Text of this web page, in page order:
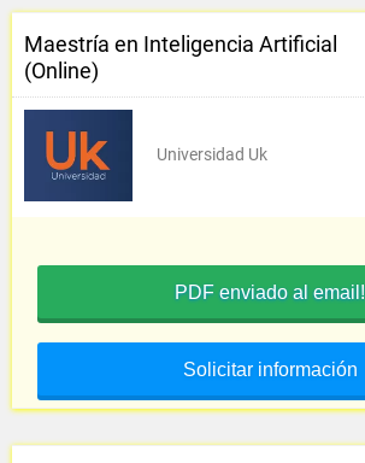
Maestría en Inteligencia Artificial
(Online)
Universidad Uk
PDF enviado al email!
Solicitar información